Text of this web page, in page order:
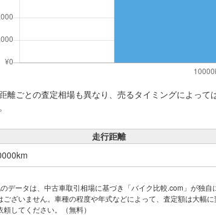
離ごとの査定相場も異なり、売るタイミングによっ
走行距離
データは、中古車取引相場に基づき「バイク比較.com」が独
ございません。車種の程度や年式などによって、査定額は大幅
頼してください。（無料）